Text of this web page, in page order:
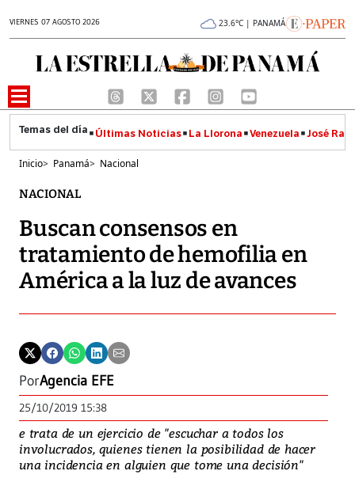
VIERNES 07 AGOSTO 2026 23.6°C | PANAMÁ
Últimas Noticias La Llorona Venezuela José
Inicio> Panamá> Nacional
NACIONAL
Buscan consensos en
tratamiento de hemofilia en
América a la luz de avances
PorAgencia EFE
25/10/2019 15:38
e trata de un ejercicio de "escuchar a todos los
involucrados, quienes tienen la posibilidad de hacer
una incidencia en alguien que tome una decisión"